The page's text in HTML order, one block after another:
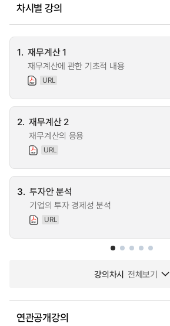
차시별 강의
1. 재무계산 1
재무계산에 관한 기초적 내용
URL
2. 재무계산 2
재무계산의 응용
URL
3. 투자안 분석
기업의 투자 경제성 분석
URL
강의차시 전체보기
연관공개강의